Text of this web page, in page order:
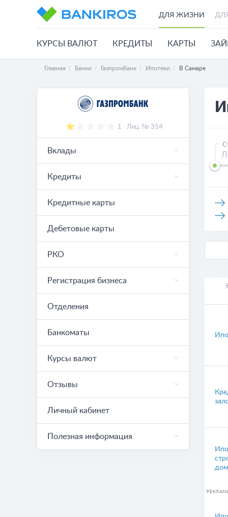
ДЛЯ ЖИЗНИ
КУРСЫ ВАЛЮТ КРЕДИТЫ КАРТЫ
Главная Банки Газпромбанк Ипотеки В Самаре
1 Лиц. № 354
Вклады
Кредиты
Кредитные карты
Дебетовые карты
РКО
Регистрация бизнеса
Отделения
Банкоматы
Курсы валют
Отзывы
Личный кабинет
Полезная информация